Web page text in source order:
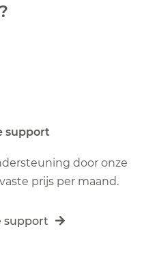
support
door onze
prijs per maand.
support